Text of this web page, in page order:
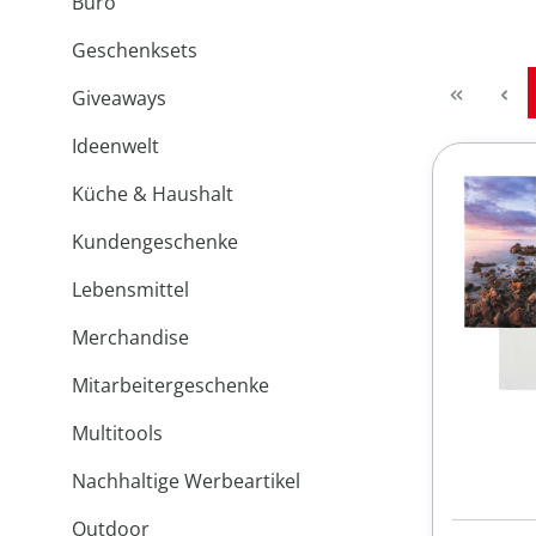
Geschenksets
Giveaways
Ideenwelt
Küche & Haushalt
Kundengeschenke
Lebensmittel
Merchandise
Mitarbeitergeschenke
Multitools
Nachhaltige Werbeartikel
Outdoor